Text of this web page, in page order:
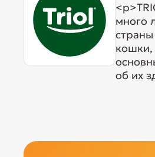
много
кошки,
об их